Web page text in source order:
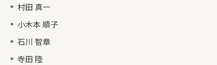
村田 真一
小木本 順子
石川 智章
寺田 陸